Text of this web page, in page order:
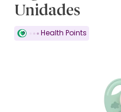
Unidades
Health Points